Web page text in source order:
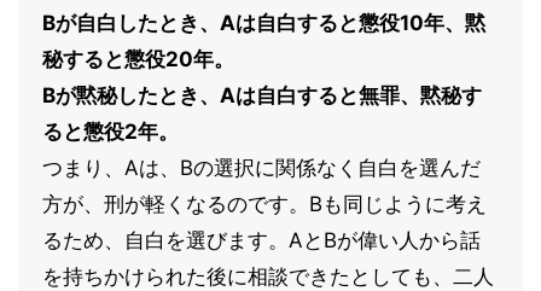
Bが自白したとき、Aは自白すると懲役10年、黙
秘すると懲役20年。
Bが黙秘したとき、Aは自白すると無罪、黙秘す
ると懲役2年。
つまり、Aは、Bの選択に関係なく自白を選んだ
方が、刑が軽くなるのです。Bも同じように考え
るため、自白を選びます。AとBが偉い人から話
を持ちかけられた後に相談できたとしても、二人